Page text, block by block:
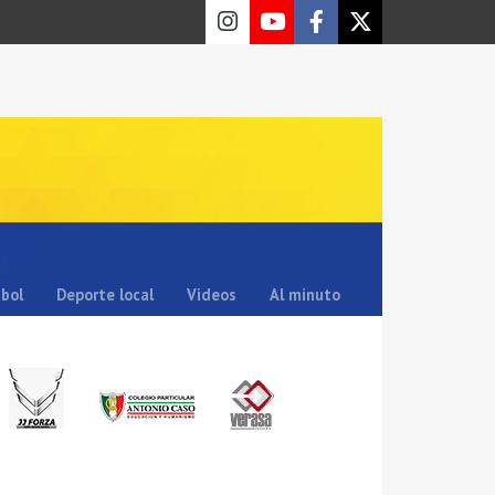
Deporte local Videos Al minuto